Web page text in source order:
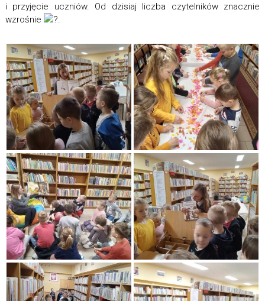
i przyjęcie uczniów. Od dzisiaj liczba czytelników znacznie
wzrośnie
.